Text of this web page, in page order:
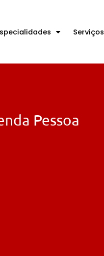
Serviços
Pessoa